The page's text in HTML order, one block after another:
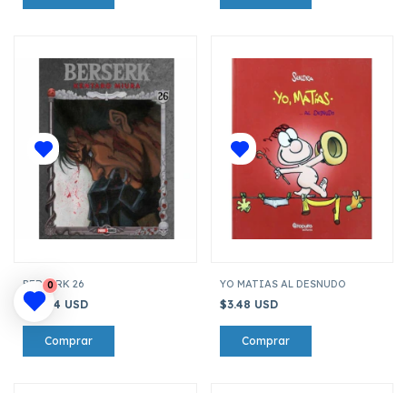
BERSERK 26
$10.44 USD
YO MATIAS AL DESNUDO
$3.48 USD
0